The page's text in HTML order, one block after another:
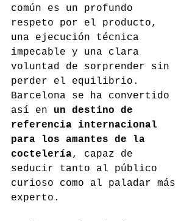
común es un profundo
respeto por el producto,
una ejecución técnica
impecable y una clara
voluntad de sorprender sin
perder el equilibrio.
Barcelona se ha convertido
así en un destino de
referencia internacional
para los amantes de la
coctelería, capaz de
seducir tanto al público
curioso como al paladar más
experto.